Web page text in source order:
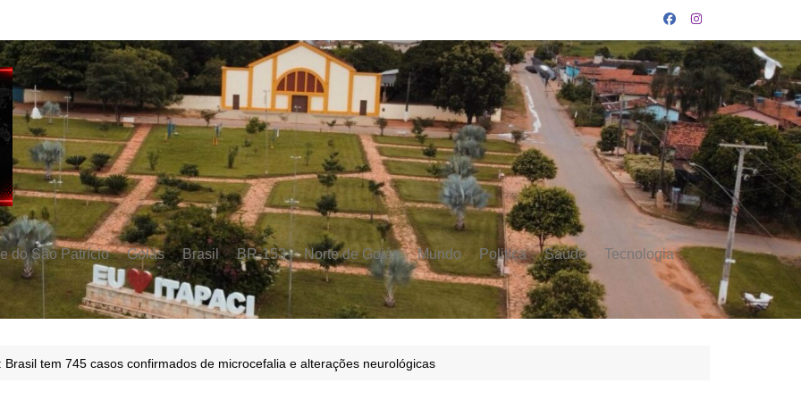
do São Patrício Goiás Brasil BR-153 Norte de Goiás Mundo Politica Saúde Tecnologia
Brasil tem 745 casos confirmados de microcefalia e alterações neurológicas